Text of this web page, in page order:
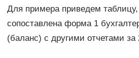
Для примера приведем таблицу,
сопоставлена форма 1
(баланс) с другими отчетами за